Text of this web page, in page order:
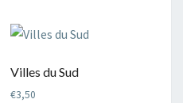
Villes du Sud
€3,50